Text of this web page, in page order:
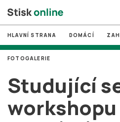
# MUNI
# Brno
# volby
HLAVNÍ STRANA DOMÁCÍ
Studující
workshopu
FOTOGALERIE